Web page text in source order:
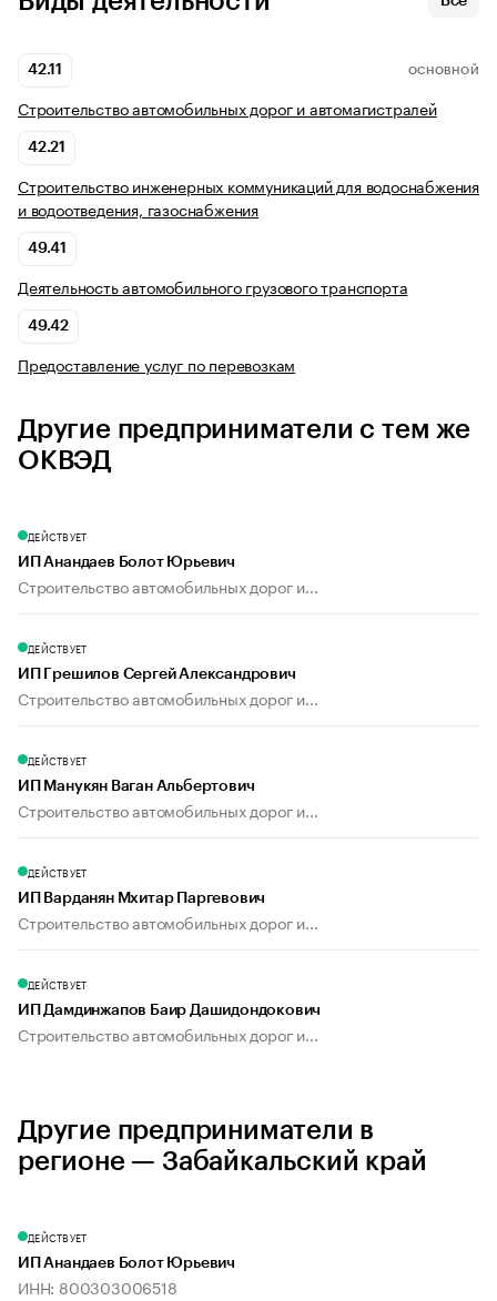
42.11 ОСНОВНОЙ
Строительство автомобильных дорог и автомагистралей
42.21
Строительство инженерных коммуникаций для водоснабжения
и водоотведения, газоснабжения
49.41
Деятельность автомобильного грузового транспорта
49.42
Предоставление услуг по перевозкам
Другие предприниматели с тем же
ОКВЭД
ДЕЙСТВУЕТ
ИП Анандаев Болот Юрьевич
Строительство автомобильных дорог и...
ДЕЙСТВУЕТ
ИП Грешилов Сергей Александрович
Строительство автомобильных дорог и...
ДЕЙСТВУЕТ
ИП Манукян Ваган Альбертович
Строительство автомобильных дорог и...
ДЕЙСТВУЕТ
ИП Варданян Мхитар Паргевович
Строительство автомобильных дорог и...
ДЕЙСТВУЕТ
ИП Дамдинжапов Баир Дашидондокович
Строительство автомобильных дорог и...
Другие предприниматели в
регионе — Забайкальский край
ДЕЙСТВУЕТ
ИП Анандаев Болот Юрьевич
ИНН: 800303006518